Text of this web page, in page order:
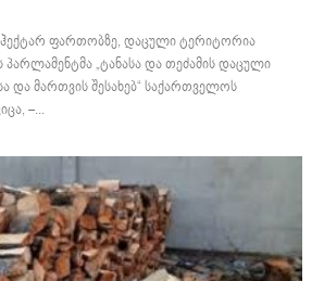
ჰექტარ ფართობზე, დაცული ტერიტორია
„ტანასა და თეძამის დაცული
და მართვის შესახებ“ საქართველოს
–...